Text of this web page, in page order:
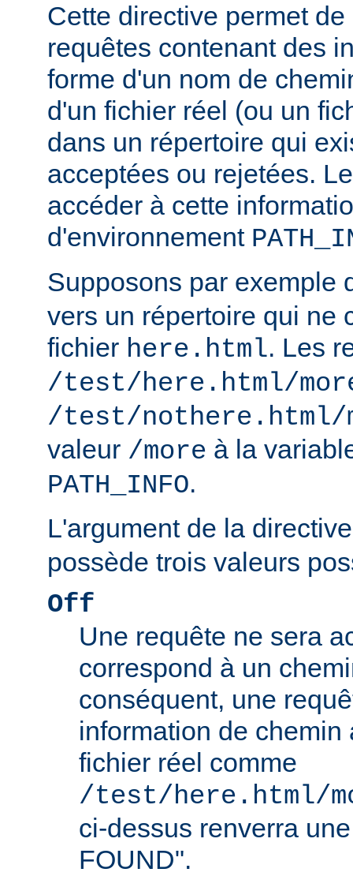
Cette directive permet
requêtes contenant des
forme d'un nom de
d'un fichier réel (ou un
dans un répertoire qui
acceptées ou rejetées.
accéder à cette
d'environnement
Supposons par exemple
vers un répertoire qui ne
fichier here.html. Les
/test/here.html/
/test/nothere.html/
valeur /more à la
PATH_INFO.
L'argument de la
possède trois valeurs
Off
Une requête ne sera
correspond à un
conséquent, une
information de chemin
fichier réel comme
/test/here.html/
ci-dessus renverra
FOUND".